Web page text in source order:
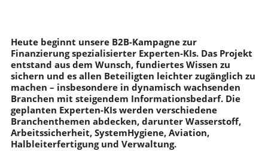
Heute beginnt unsere B2B-Kampagne zur
Finanzierung spezialisierter Experten-KIs. Das Projekt
entstand aus dem Wunsch, fundiertes Wissen zu
sichern und es allen Beteiligten leichter zugänglich zu
machen – insbesondere in dynamisch wachsenden
Branchen mit steigendem Informationsbedarf. Die
geplanten Experten-KIs werden verschiedene
Branchenthemen abdecken, darunter Wasserstoff,
Arbeitssicherheit, SystemHygiene, Aviation,
Halbleiterfertigung und Verwaltung.